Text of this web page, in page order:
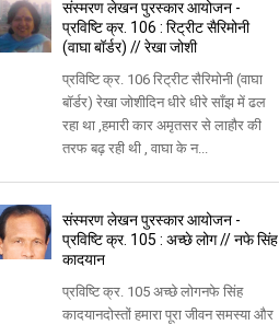
संस्मरण लेखन पुरस्कार आयोजन -
प्रविष्टि क्र. 106 : रिट्रीट सैरिमोनी
(वाघा बॉर्डर) // रेखा जोशी
प्रविष्टि क्र. 106 रिट्रीट सैरिमोनी (वाघा
बॉर्डर) रेखा जोशीदिन धीरे धीरे साँझ में ढल
रहा था ,हमारी कार अमृतसर से लाहौर की
तरफ बढ़ रही थी , वाघा के न...
संस्मरण लेखन पुरस्कार आयोजन -
प्रविष्टि क्र. 105 : अच्छे लोग // नफे सिंह
कादयान
प्रविष्टि क्र. 105 अच्छे लोगनफे सिंह
कादयानदोस्तों हमारा पूरा जीवन समस्या और